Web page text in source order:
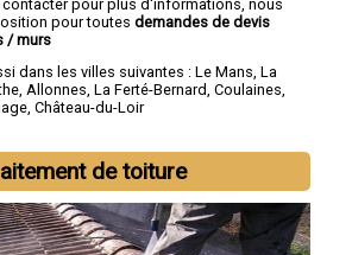
pour plus d'informations, nous
pour toutes demandes de devis
/ murs
dans les villes suivantes : Le Mans, La
, Allonnes, La Ferté-Bernard, Coulaines,
, Château-du-Loir
de toiture